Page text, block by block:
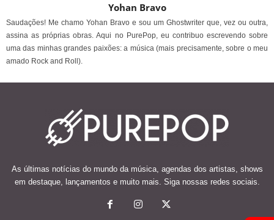
Yohan Bravo
Saudações! Me chamo Yohan Bravo e sou um Ghostwriter que, vez ou outra,
assina as próprias obras. Aqui no PurePop, eu contribuo escrevendo sobre
uma das minhas grandes paixões: a música (mais precisamente, sobre o meu
amado Rock and Roll).
As últimas notícias do mundo da música, agendas dos artistas, shows
em destaque, lançamentos e muito mais. Siga nossas redes sociais.